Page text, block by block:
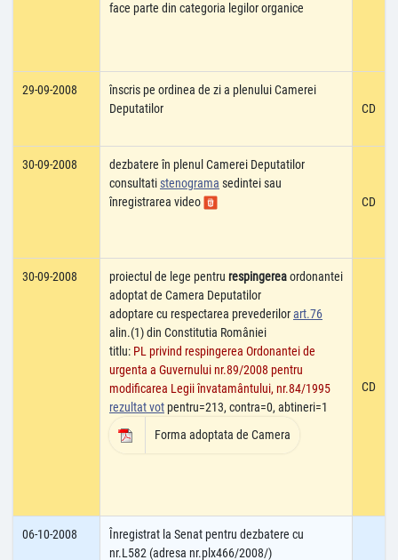
face parte din categoria legilor organice
29-09-2008
înscris pe ordinea de zi a plenului Camerei
Deputatilor
CD
30-09-2008
dezbatere în plenul Camerei Deputatilor
consultatistenograma sedintei sau
înregistrarea video
CD
30-09-2008 proiectul de lege pentru respingereaordonantei
adoptat de Camera Deputatilor
adoptare cu respectarea prevederilorart.76
alin.(1) din Constitutia României
titlu: PL privind respingerea Ordonantei de
urgenta a Guvernului nr.89/2008 pentru
modificarea Legii învatamântului, nr.84/1995
rezultat vot pentru=213, contra=0, abtineri=1
Forma adoptata de Camera
CD
06-10-2008
Înregistrat la Senat pentru dezbatere cu
nr.L582 (adresa nr.plx466/2008/)